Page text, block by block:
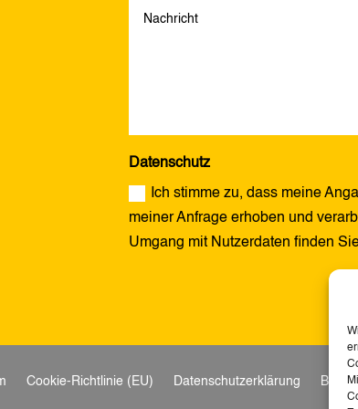
Datenschutz
Ich stimme zu, dass meine
meiner Anfrage erhoben und
Umgang mit Nutzerdaten finden
Cookie-Richtlinie (EU) Datenschutzerklärung